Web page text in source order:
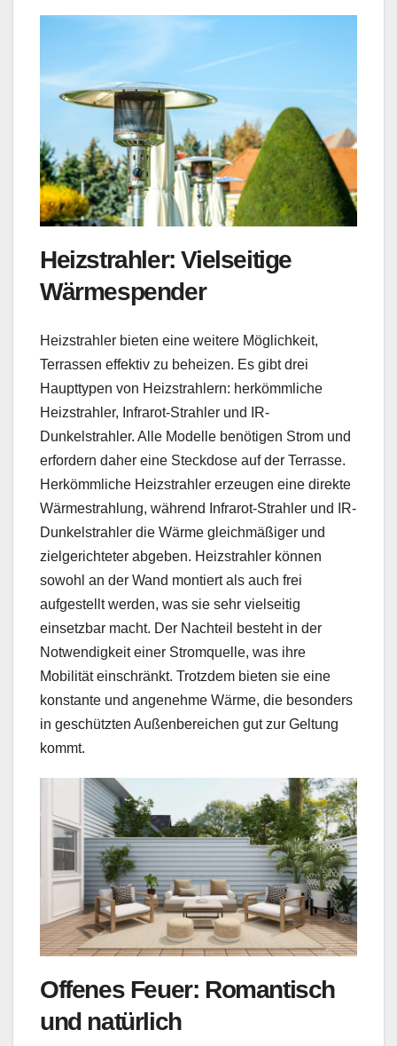
Heizstrahler: Vielseitige
Wärmespender
Heizstrahler bieten eine weitere Möglichkeit,
Terrassen effektiv zu beheizen. Es gibt drei
Haupttypen von Heizstrahlern: herkömmliche
Heizstrahler, Infrarot-Strahler und IR-
Dunkelstrahler. Alle Modelle benötigen Strom und
erfordern daher eine Steckdose auf der Terrasse.
Herkömmliche Heizstrahler erzeugen eine direkte
Wärmestrahlung, während Infrarot-Strahler und IR-
Dunkelstrahler die Wärme gleichmäßiger und
zielgerichteter abgeben. Heizstrahler können
sowohl an der Wand montiert als auch frei
aufgestellt werden, was sie sehr vielseitig
einsetzbar macht. Der Nachteil besteht in der
Notwendigkeit einer Stromquelle, was ihre
Mobilität einschränkt. Trotzdem bieten sie eine
konstante und angenehme Wärme, die besonders
in geschützten Außenbereichen gut zur Geltung
kommt.
Offenes Feuer: Romantisch
und natürlich